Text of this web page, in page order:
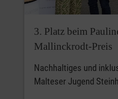
3. Platz beim
Mallinckrodt-Preis
Nachhaltiges und
Malteser Jugend